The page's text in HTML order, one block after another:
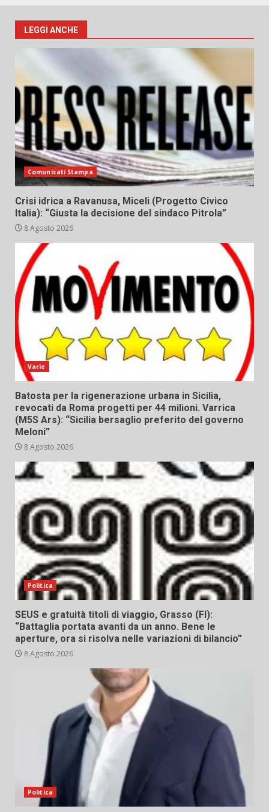
LEGGI ANCHE
Comunicati Stampa
Crisi idrica a Ravanusa, Miceli (Progetto Civico
Italia): “Giusta la decisione del sindaco Pitrola”
8 Agosto 2026
Varie
Batosta per la rigenerazione urbana in Sicilia,
revocati da Roma progetti per 44 milioni. Varrica
(M5S Ars): “Sicilia bersaglio preferito del governo
Meloni”
8 Agosto 2026
Politica
SEUS e gratuità titoli di viaggio, Grasso (FI):
“Battaglia portata avanti da un anno. Bene le
aperture, ora si risolva nelle variazioni di bilancio”
8 Agosto 2026
Politica